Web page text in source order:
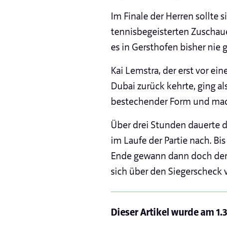
Im Finale der Herren sollte
tennisbegeisterten
es in Gersthofen bisher nie
Kai Lemstra, der erst vor
Dubai zurück kehrte, ging
bestechender Form und
Über drei Stunden dauerte
im Laufe der Partie nach.
Ende gewann dann doch
sich über den Siegerscheck
Dieser Artikel wurde am